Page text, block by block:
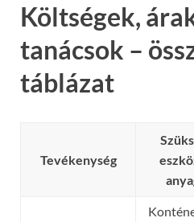
Költségek,
tanácsok –
táblázat
Tevékenység